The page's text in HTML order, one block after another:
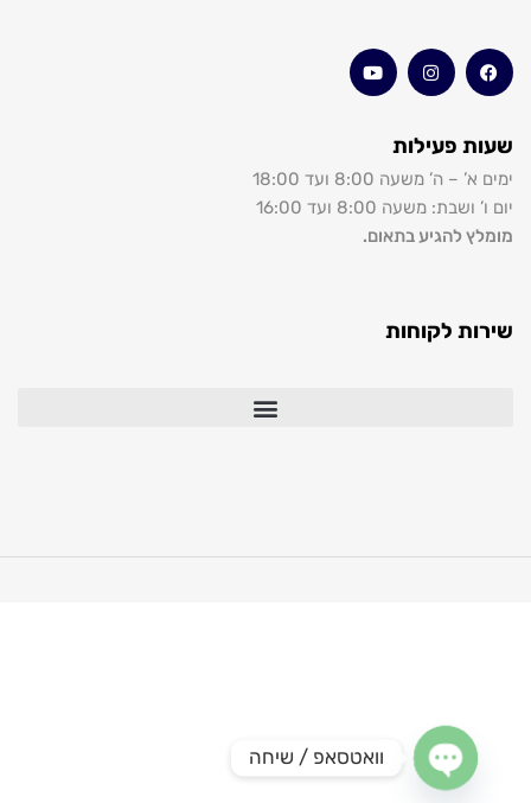
שעות פעילות
ימים א’ – ה’ משעה 8:00 ועד 18:00
יום ו’ ושבת: משעה 8:00 ועד 16:00
מומלץ להגיע בתאום.
שירות לקוחות
וואטסאפ / שיחה